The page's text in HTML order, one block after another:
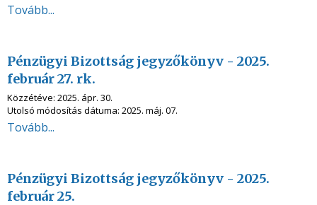
Tovább...
Pénzügyi Bizottság jegyzőkönyv - 2025.
február 27. rk.
Közzétéve: 2025. ápr. 30.
Utolsó módosítás dátuma: 2025. máj. 07.
Tovább...
Pénzügyi Bizottság jegyzőkönyv - 2025.
február 25.